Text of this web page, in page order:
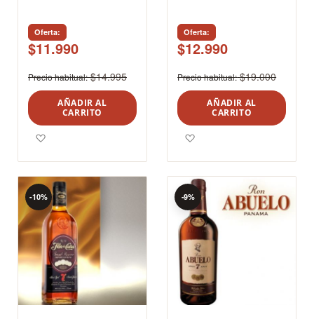
Oferta
$11.990
Precio habitual $14.995
AÑADIR AL
CARRITO
Oferta
$12.990
Precio habitual $19.000
AÑADIR AL
CARRITO
-10% -9%